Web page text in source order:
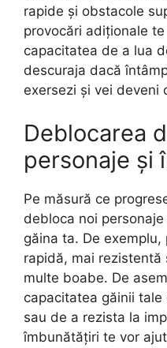
rapide și obstacole
provocări adiționale
capacitatea de a lua
descuraja dacă
exersezi și vei deveni
Deblocarea
personaje și
Pe măsură ce
debloca noi
găina ta. De
rapidă, mai rezistentă
multe boabe. De
capacitatea găinii
sau de a rezista la
îmbunătățiri te vor